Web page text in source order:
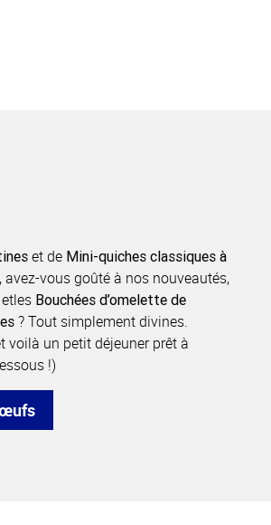
et de Mini-quiches classiques à
vous goûté à nos nouveautés,
etles Bouchées d’omelette de
? Tout simplement divines.
voilà un petit déjeuner prêt à
!)